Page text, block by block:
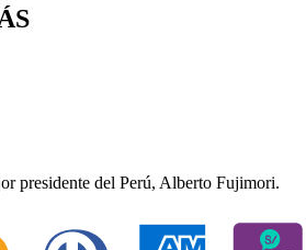
presidente del Perú, Alberto Fujimori.